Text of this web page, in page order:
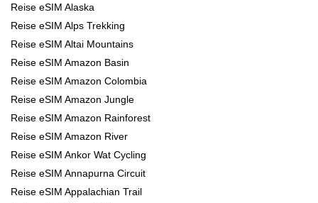
Reise eSIM Alaska
Reise eSIM Alps Trekking
Reise eSIM Altai Mountains
Reise eSIM Amazon Basin
Reise eSIM Amazon Colombia
Reise eSIM Amazon Jungle
Reise eSIM Amazon Rainforest
Reise eSIM Amazon River
Reise eSIM Ankor Wat Cycling
Reise eSIM Annapurna Circuit
Reise eSIM Appalachian Trail